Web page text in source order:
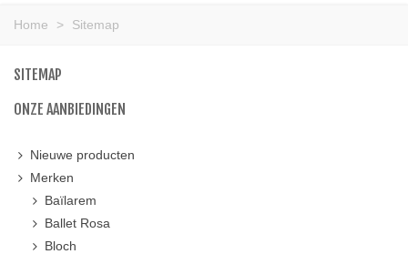
Home > Sitemap
SITEMAP
ONZE AANBIEDINGEN
Nieuwe producten
Merken
Baïlarem
Ballet Rosa
Bloch